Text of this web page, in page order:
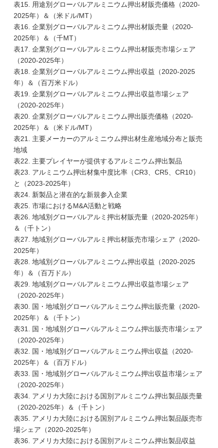
表15. 用途別グローバルアルミニウム押出材販売価格（2020-
2025年）＆（米ドル/MT）
表16. 企業別グローバルアルミニウム押出材販売量（2020-
2025年）＆（千MT）
表17. 企業別グローバルアルミニウム押出材販売市場シェア
（2020-2025年）
表18. 企業別グローバルアルミニウム押出収益（2020-2025
年）＆（百万米ドル）
表19. 企業別グローバルアルミニウム押出収益市場シェア
（2020-2025年）
表20. 企業別グローバルアルミニウム押出販売価格（2020-
2025年）＆（米ドル/MT）
表21. 主要メーカーのアルミニウム押出材生産地域分布と販売
地域
表22. 主要プレイヤーが提供するアルミニウム押出製品
表23. アルミニウム押出材集中度比率（CR3、CR5、CR10）
と（2023-2025年）
表24. 新製品と潜在的な新規参入企業
表25. 市場におけるM&A活動と戦略
表26. 地域別グローバルアルミ押出材販売量（2020-2025年）
＆（千トン）
表27. 地域別グローバルアルミ押出材販売市場シェア（2020-
2025年）
表28. 地域別グローバルアルミニウム押出収益（2020-2025
年）＆（百万ドル）
表29. 地域別グローバルアルミニウム押出収益市場シェア
（2020-2025年）
表30. 国・地域別グローバルアルミニウム押出販売量（2020-
2025年）＆（千トン）
表31. 国・地域別グローバルアルミニウム押出販売市場シェア
（2020-2025年）
表32. 国・地域別グローバルアルミニウム押出収益（2020-
2025年）＆（百万ドル）
表33. 国・地域別グローバルアルミニウム押出収益市場シェア
（2020-2025年）
表34. アメリカ大陸における国別アルミニウム押出製品販売量
（2020-2025年）＆（千トン）
表35. アメリカ大陸における国別アルミニウム押出製品販売市
場シェア（2020-2025年）
表36. アメリカ大陸における国別アルミニウム押出製品収益